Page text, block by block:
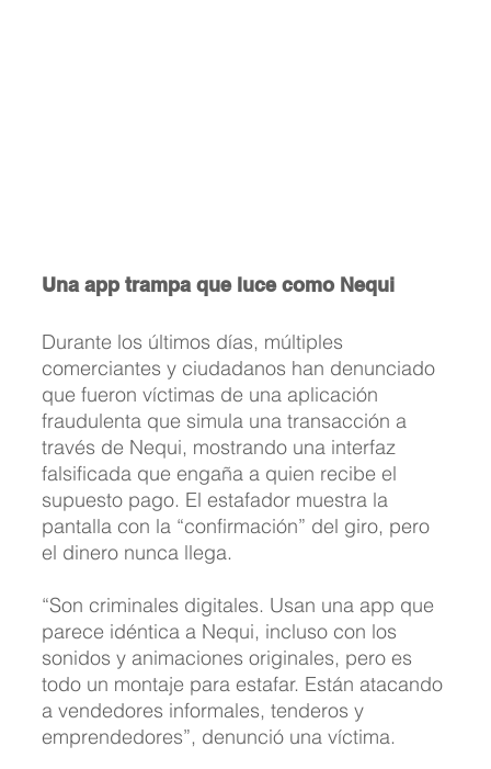
Una app trampa que luce como Nequi
Durante los últimos días, múltiples
comerciantes y ciudadanos han denunciado
que fueron víctimas de una aplicación
fraudulenta que simula una transacción a
través de Nequi, mostrando una interfaz
falsificada que engaña a quien recibe el
supuesto pago. El estafador muestra la
pantalla con la “confirmación” del giro, pero
el dinero nunca llega.
“Son criminales digitales. Usan una app que
parece idéntica a Nequi, incluso con los
sonidos y animaciones originales, pero es
todo un montaje para estafar. Están atacando
a vendedores informales, tenderos y
emprendedores”, denunció una víctima.